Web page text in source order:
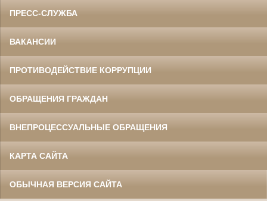
ПРЕСС-СЛУЖБА
ВАКАНСИИ
ПРОТИВОДЕЙСТВИЕ КОРРУПЦИИ
ОБРАЩЕНИЯ ГРАЖДАН
ВНЕПРОЦЕССУАЛЬНЫЕ ОБРАЩЕНИЯ
КАРТА САЙТА
ОБЫЧНАЯ ВЕРСИЯ САЙТА